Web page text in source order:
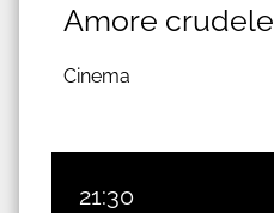
Amore crudele
Cinema
21:30